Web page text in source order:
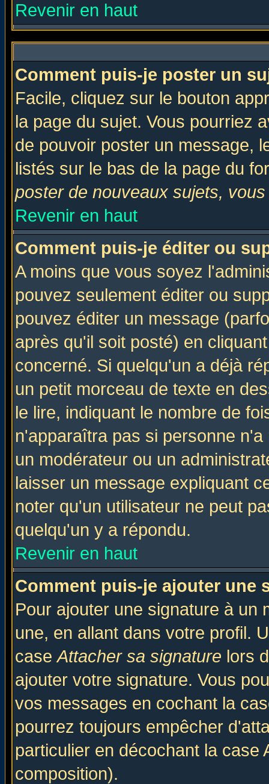
Revenir en haut
Comment puis-je poster un
Facile, cliquez sur le bouton
la page du sujet. Vous pourriez
de pouvoir poster un message,
listés sur le bas de la page du
poster de nouveaux sujets,
Revenir en haut
Comment puis-je éditer ou
A moins que vous soyez
pouvez seulement éditer ou
pouvez éditer un message
après qu'il soit posté) en
concerné. Si quelqu'un a déjà
un petit morceau de texte en
le lire, indiquant le nombre de
n'apparaîtra pas si personne
un modérateur ou un
laisser un message expliquant
noter qu'un utilisateur ne peut
quelqu'un y a répondu.
Revenir en haut
Comment puis-je ajouter une
Pour ajouter une signature à un
une, en allant dans votre profil.
caseAttacher sa signature lors
ajouter votre signature. Vous
vos messages en cochant la
pourrez toujours empêcher
particulier en décochant la
composition).